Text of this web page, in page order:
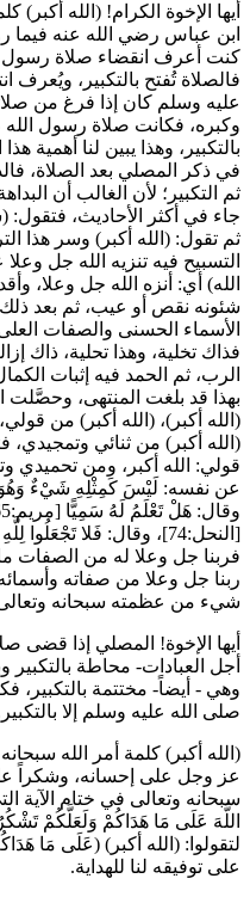
أيها الإخوة الكرام! (الله
ابن عباس رضي الله عنه فيما
كنت أعرف انقضاء صلاة رسول
فالصلاة تُفتح بالتكبير، ويُعرف
عليه وسلم كان إذا فرغ من
وكبره، فكانت صلاة رسول الله
بالتكبير، وهذا يبين لنا أهمية
في ذكر المصلي بعد الصلاة،
ثم التكبير؛ لأن الغالب أن
جاء في أكثر الأحاديث، فتقول:
ثم تقول: (الله أكبر) وسر هذا
التسبيح فيه تنزيه الله جل
الله) أي: أنزه الله جل
شئونه نقص أو عيب، ثم بعد ذلك
الأسماء الحسنى والصفات
فذاك تخلية، وهذا تحلية، ذاك
الرب، ثم الحمد فيه إثبات
بهذا قد بلغت المنتهى، وحصَّلت
(الله أكبر)، (الله أكبر) من
(الله أكبر) من ثنائي وتمجيدي،
قولي: الله أكبر، ومن تحميدي
عن نفسه: لَيْسَ كَمِثْلِهِ شَيْءٌ وَهُوَ
وقال: هَلْ تَعْلَمُ لَهُ سَمِيًّا [مريم:65]، وقال:
[النحل:74]، وقال:
فَلا تَجْعَلُوا
فربنا جل وعلا له من الصفات
ربنا جل وعلا من صفاته
شيء من عظمته سبحانه
أيها الإخوة! المصلي إذا قضى
أجل العبادات- محاطة بالتكبير
وهي - أيضاً- مختتمة بالتكبير،
صلى الله عليه وسلم إلا
(الله أكبر) كلمة أمر الله
عز وجل على إحسانه، وشكراً
سبحانه وتعالى في ختام الآية
اللَّهَ عَلَى مَا هَدَاكُمْ وَلَعَلَّكُمْ
لتقولوا: (الله أكبر) (عَلَى مَا
على توفيقه لنا للهداية.